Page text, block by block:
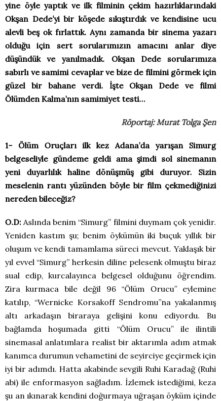
yine öyle yaptık ve ilk filminin çekim hazırlıklarındaki
Okşan Dede’yi bir köşede sıkıştırdık ve kendisine ucu
alevli beş ok fırlattık. Aynı zamanda bir sinema yazarı
olduğu için sert sorularımızın amacını anlar diye
düşündük ve yanılmadık. Okşan Dede sorularımıza
sabırlı ve samimi cevaplar ve bize de filmini görmek için
güzel bir bahane verdi. İşte Okşan Dede ve filmi
Ölümden Kalma’nın samimiyet testi…
Röportaj: Murat Tolga Şen
1- Ölüm Oruçları ilk kez Adana’da yarışan Simurg
belgeseliyle gündeme geldi ama şimdi sol sinemanın
yeni duyarlılık haline dönüşmüş gibi duruyor. Sizin
meselenin rantı yüzünden böyle bir film çekmediğinizi
nereden bileceğiz?
O.D: Aslında benim “Simurg” filmini duymam çok yenidir.
Yeniden kastım şu; benim öykümün iki buçuk yıllık bir
oluşum ve kendi tamamlama süreci mevcut. Yaklaşık bir
yıl evvel “Simurg” herkesin diline pelesenk olmuştu biraz
sual edip, kurcalayınca belgesel olduğunu öğrendim.
Zira kurmaca bile değil 96 “Ölüm Orucu” eylemine
katılıp, “Wernicke Korsakoff Sendromu”na yakalanmış
altı arkadaşın biraraya gelişini konu ediyordu. Bu
bağlamda hoşumada gitti “Ölüm Orucu” ile ilintili
sinemasal anlatımlara realist bir aktarımla adım atmak
kanımca durumun vehametini de seyirciye geçirmek için
iyi bir adımdı. Hatta akabinde sevgili Ruhi Karadağ (Ruhi
abi) ile enformasyon sağladım. İzlemek istediğimi, keza
şu an ıkınarak kendini doğurmaya uğraşan öyküm içinde